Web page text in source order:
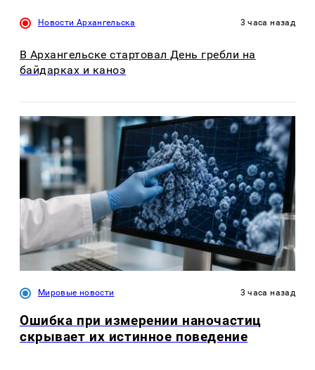
Новости Архангельска 3 часа назад
В Архангельске стартовал День гребли на
байдарках и каноэ
Мировые новости 3 часа назад
Ошибка при измерении наночастиц
скрывает их истинное поведение